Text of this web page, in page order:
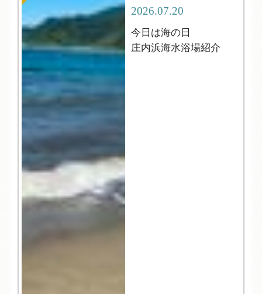
2026.07.20
今日は海の日
庄内浜海水浴場紹介